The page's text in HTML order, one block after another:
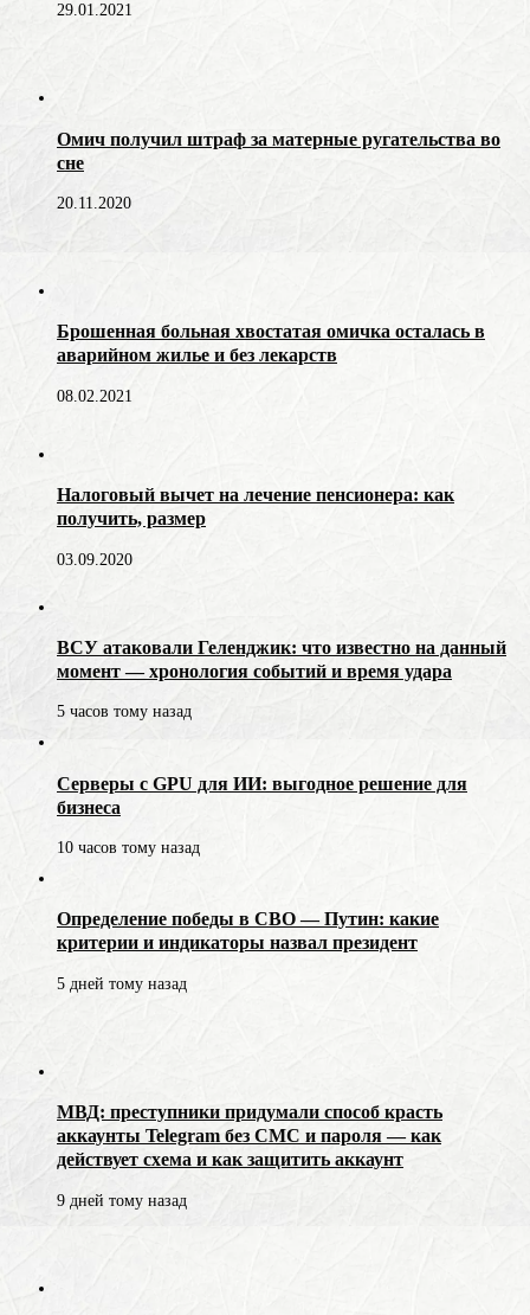
29.01.2021
Омич получил штраф за матерные ругательства во
сне
20.11.2020
Брошенная больная хвостатая омичка осталась в
аварийном жилье и без лекарств
08.02.2021
Налоговый вычет на лечение пенсионера: как
получить, размер
03.09.2020
ВСУ атаковали Геленджик: что известно на данный
момент — хронология событий и время удара
5 часов тому назад
Серверы с GPU для ИИ: выгодное решение для
бизнеса
10 часов тому назад
Определение победы в СВО — Путин: какие
критерии и индикаторы назвал президент
5 дней тому назад
МВД: преступники придумали способ красть
аккаунты Telegram без СМС и пароля — как
действует схема и как защитить аккаунт
9 дней тому назад